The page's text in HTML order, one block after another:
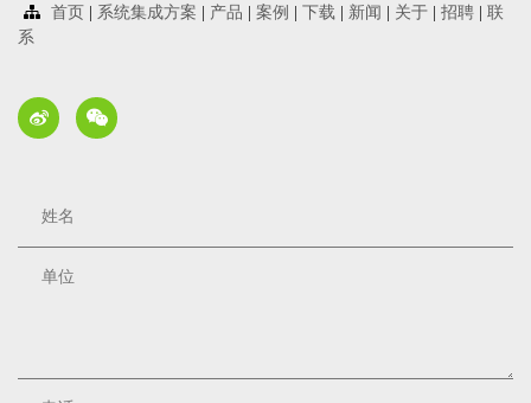
首页 系统集成方案 产品 案例 下载 新闻 关于 招聘
联
系